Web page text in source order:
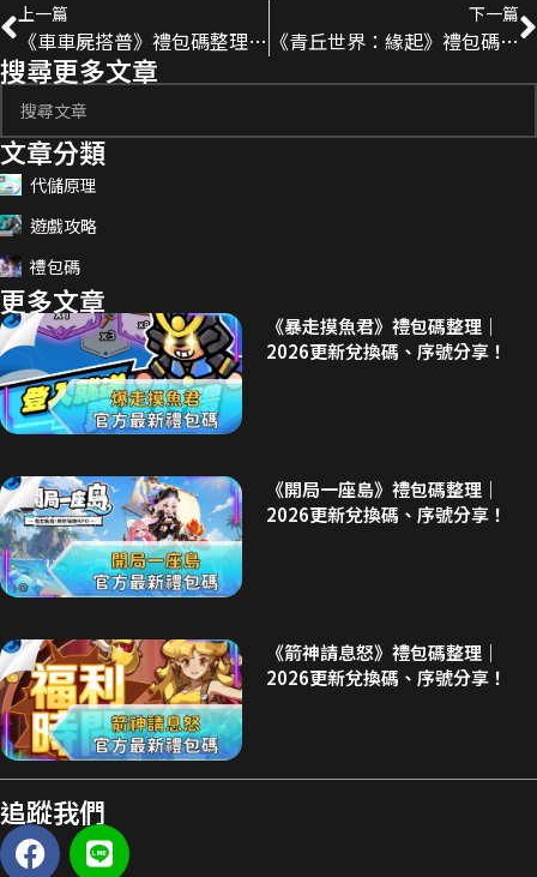
上一篇
《車車屍搭普》禮包碼整理｜2026更新兌換碼、序號分享！
下一篇
《青丘世界：緣起》禮包碼整理｜2026更新兌換碼、序號分享！
搜尋更多文章
文章分類
代儲原理
遊戲攻略
禮包碼
更多文章
《暴走摸魚君》禮包碼整理｜
2026更新兌換碼、序號分享！
《開局一座島》禮包碼整理｜
2026更新兌換碼、序號分享！
《箭神請息怒》禮包碼整理｜
2026更新兌換碼、序號分享！
追蹤我們